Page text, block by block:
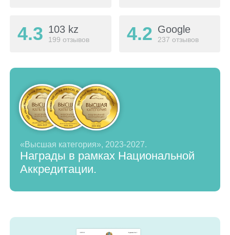
4.3 103 kz
199 отзывов 4.2 Google
237 отзывов
«Высшая категория», 2023-2027.
Награды в рамках Национальной
Аккредитации.